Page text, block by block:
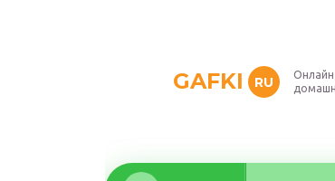
GAFKI RU